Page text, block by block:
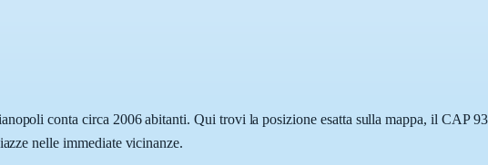
conta circa 2006 abitanti. Qui trovi la posizione esatta sulla mappa, il CAP
nelle immediate vicinanze.